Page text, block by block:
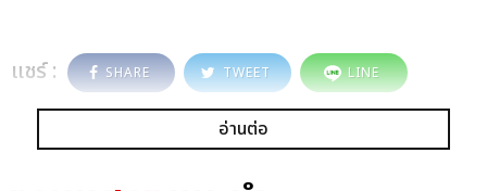
แชร์ : SHARE TWEET LINE
อ่านต่อ